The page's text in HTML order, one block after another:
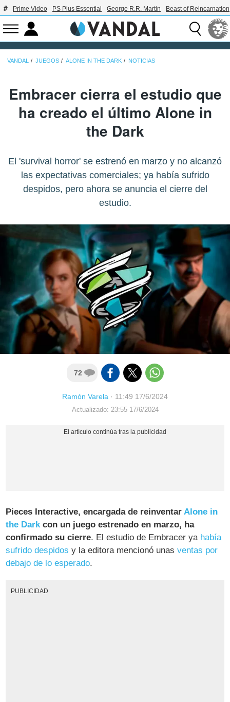
Prime Video PS Plus Essential George R.R. Martin Beast of Reincarnation
VANDAL JUEGOS ALONE IN THE DARK NOTICIAS
Embracer cierra el estudio que
ha creado el último Alone in
the Dark
El 'survival horror' se estrenó en marzo y no alcanzó
las expectativas comerciales; ya había sufrido
despidos, pero ahora se anuncia el cierre del
estudio.
72
Ramón Varela · 11:49 17/6/2024
Actualizado: 23:55 17/6/2024
Pieces Interactive, encargada de reinventarAlone in
the Darkcon un juego estrenado en marzo, ha
confirmado su cierre. El estudio de Embracer ya había
sufrido despidos y la editora mencionó unasventas por
debajo de lo esperado.
PUBLICIDAD